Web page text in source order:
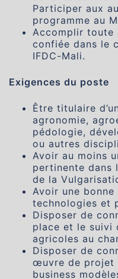
Participer aux
programme au
Accomplir toute
confiée dans le
IFDC-Mali.
Exigences du poste
Être titulaire
agronomie,
pédologie,
ou autres
Avoir au moins
pertinente dans
de la
Avoir une bonne
technologies et
Disposer de
place et le suivi
agricoles au
Disposer de
œuvre de projet
business